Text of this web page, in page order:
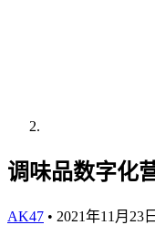
调味品数字化
AK47 • 2021年11月23